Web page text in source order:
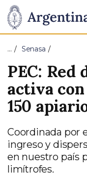
Presidencia
de
la
Nación
Pasar al contenido
… Senasa
PEC: Red
activa
150
Coordinada por
ingreso y
en nuestro país
limítrofes.